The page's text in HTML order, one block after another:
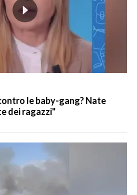
le baby-gang? Nate
dei ragazzi"